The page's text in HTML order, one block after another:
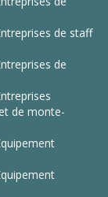
de staff
de
de monte-